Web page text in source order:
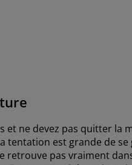
et ne devez pas quitter
tentation est grande de
retrouve pas vraiment